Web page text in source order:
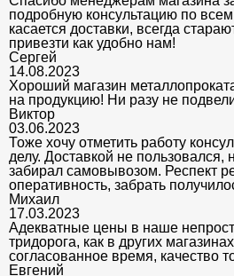
подробную консультацию по
касается доставки, всегда
привезти как удобно нам!
Сергей
14.08.2023
Хороший магазин
на продукцию! Ни разу не
Виктор
03.06.2023
Тоже хочу отметить работу
делу. Доставкой не пользовался,
забирал самовывозом. Респект
оперативность, забрать
Михаил
17.03.2023
Адекватные цены в наше
тридорога, как в других
согласованное время, качество
Евгений